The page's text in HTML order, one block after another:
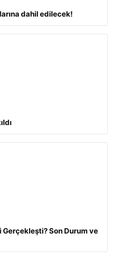
dahil edilecek!
Gerçekleşti? Son Durum ve